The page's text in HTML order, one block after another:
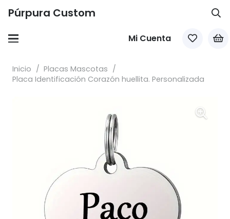
Púrpura Custom
Mi Cuenta
Inicio / Placas Mascotas /
Placa Identificación Corazón huellita. Personalizada